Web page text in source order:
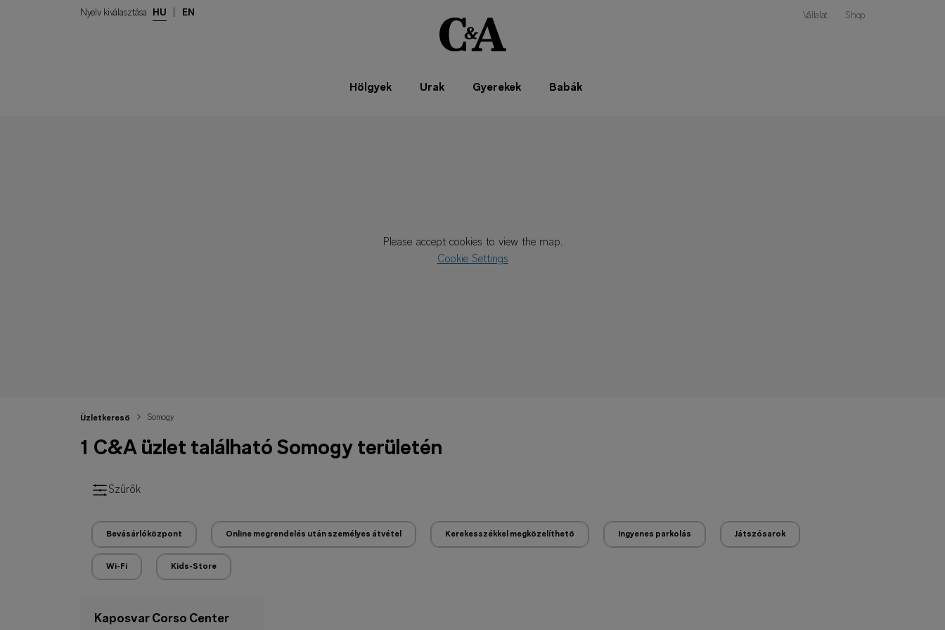
Nyelv kiválasztása HU EN Vállalat Shop
Hölgyek Urak Gyerekek Babák
Please accept cookies to view the map.
Cookie Settings
Üzletkereső Somogy
1 C&A üzlet található Somogy területén
Szűrők
Bevásárlóközpont Online megrendelés után személyes átvétel Kerekesszékkel megközelíthető Ingyenes parkolás Játszósarok
Wi-Fi Kids-Store
Kaposvar Corso Center